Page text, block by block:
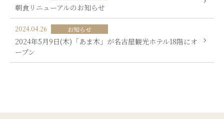
朝食リニューアルのお知らせ
2024.04.26 お知らせ
2024年5月9日(木)「あま木」が名古屋観光ホテル18階にオ
ープン